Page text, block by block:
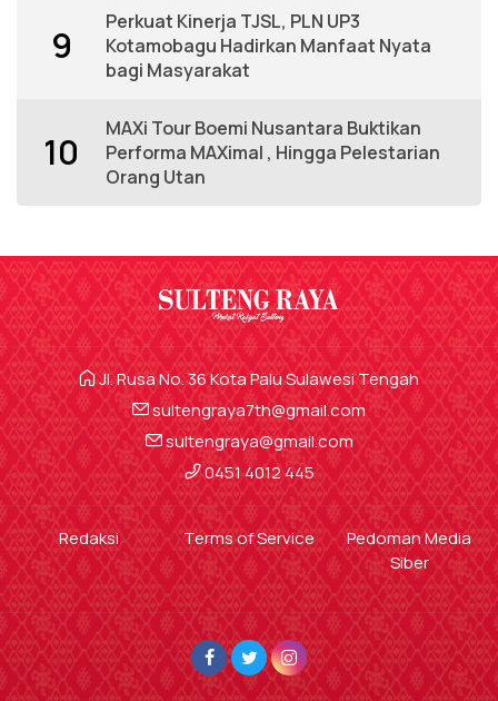
9
Perkuat Kinerja TJSL, PLN UP3
Kotamobagu Hadirkan Manfaat Nyata
bagi Masyarakat
10
MAXi Tour Boemi Nusantara Buktikan
Performa MAXimal , Hingga Pelestarian
Orang Utan
Jl. Rusa No. 36 Kota Palu Sulawesi Tengah
sultengraya7th@gmail.com
sultengraya@gmail.com
0451 4012 445
Redaksi Terms of Service
Pedoman Media
Siber